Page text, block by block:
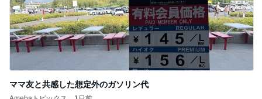
ママ友と共感した想定外のガソリン代
Amebaトピックス 1日前
記事を読む